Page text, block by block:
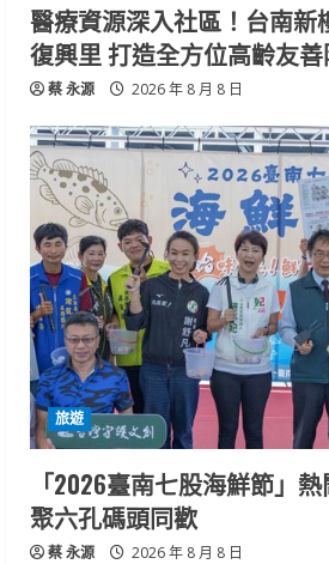
醫療資源深入社區！台南新
復興里 打造全方位高齡友
蔡 永源 2026 年 8 月 8 日
旅遊
「2026臺南七股海鮮節」
聚六孔碼頭同歡
蔡 永源 2026 年 8 月 8 日